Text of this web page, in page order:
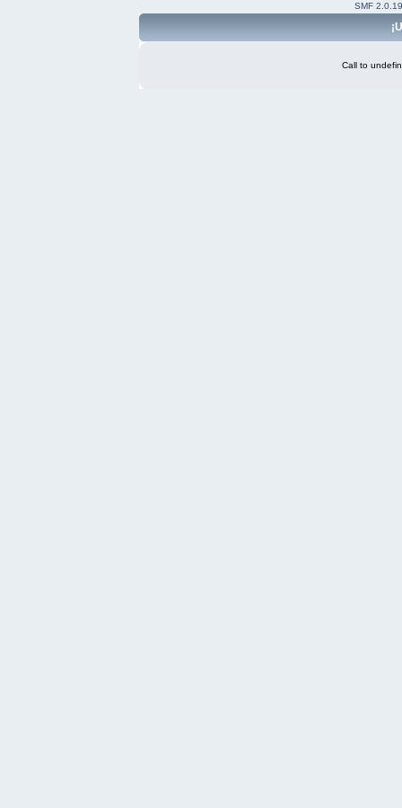
SMF 2.0.19
Call to